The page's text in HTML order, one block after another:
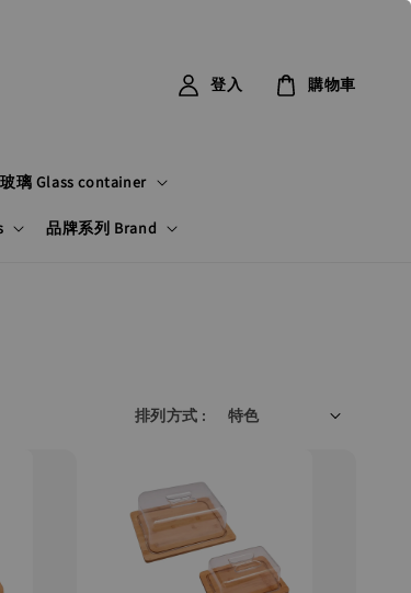
璃 Glass container
品牌系列 Brand
登入 購物車
排列方式 :